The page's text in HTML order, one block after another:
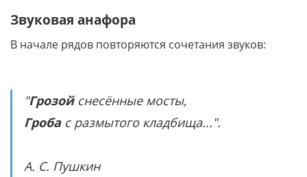
Звуковая анафора
В начале рядов повторяются сочетания звуков:
"Грозой снесённые мосты,
Гроба с размытого кладбища...".
А. С. Пушкин